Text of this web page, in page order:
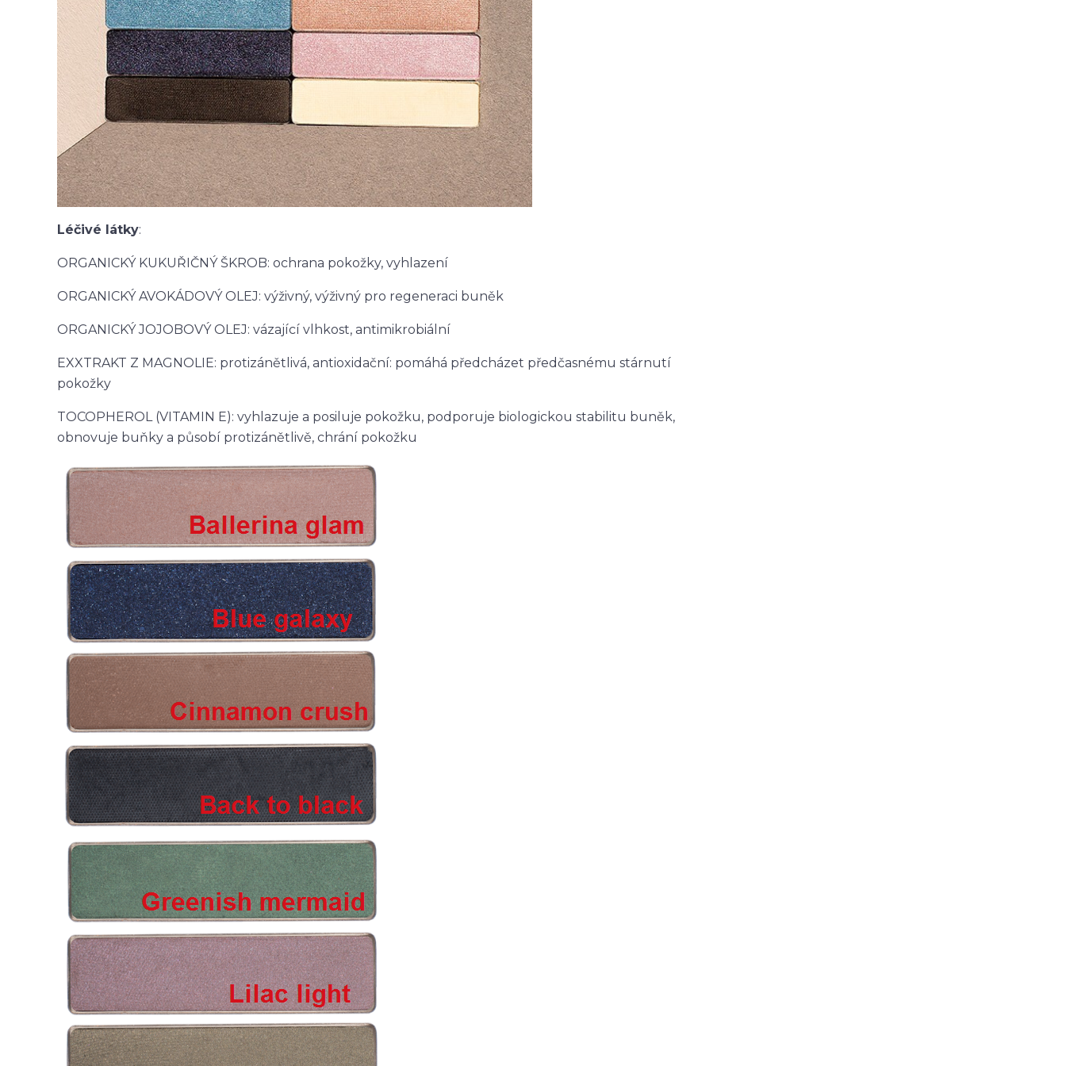
Léčivé látky:
ORGANICKÝ KUKUŘIČNÝ ŠKROB: ochrana pokožky, vyhlazení
ORGANICKÝ AVOKÁDOVÝ OLEJ: výživný, výživný pro regeneraci buněk
ORGANICKÝ JOJOBOVÝ OLEJ: vázající vlhkost, antimikrobiální
EXXTRAKT Z MAGNOLIE: protizánětlivá, antioxidační: pomáhá předcházet předčasnému stárnutí
pokožky
TOCOPHEROL (VITAMIN E): vyhlazuje a posiluje pokožku, podporuje biologickou stabilitu buněk,
obnovuje buňky a působí protizánětlivě, chrání pokožku